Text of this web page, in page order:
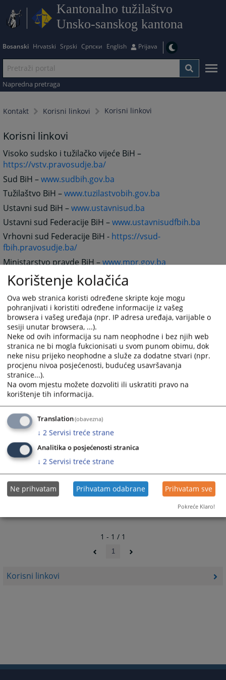
Kantonalno tužilaštvo
Unsko-sanskog kantona
Bosanski Hrvatski Srpski Српски English Prijava
Napredna pretraga
Kontakt Korisni linkovi Korisni linkovi
Korisni linkovi
Korisni linkovi
Visoko sudsko i tužilačko vijeće BiH –
https://vstv.pravosudje.ba/
Sud BiH –www.sudbih.gov.ba
Tužilaštvo BiH –www.tuzilastvobih.gov.ba
Ustavni sud BiH –www.ustavnisud.ba
Ustavni sud Federacije BiH –www.ustavnisudfbih.ba
Vrhovni sud Federacije BiH - https://vsud-
fbih.pravosudje.ba/
Ministarstvo pravde BiH –www.mpr.gov.ba
Federalno ministarstvo pravde –
Vlada Federacije BiH –
Općinski sud u Sarajevu –www.oss.ba
Advokatska komora Federacije BiH –
www.advokomfbih.ba
Linkove na sajtovesudovamožete pronaći na
https://www.pravosudje.ba/vstv/faces/kategorije.jsp?
ins=10001&modul=7735&kat=7791&kolona=7792
Linkove na sajtovetužilaštavamožete pronaći na
https://www.pravosudje.ba/vstv/faces/kategorije.jsp?
ins=10001&modul=7735&kat=7833&kolona=7834
2417
1 - 1 / 1
1
Korištenje kolačića
Ova web stranica koristi određene skripte koje mogu
pohranjivati i koristiti određene informacije iz vašeg
browsera i vašeg uređaja (npr. IP adresa uređaja, varijable o
sesiji unutar browsera, ...).
Neke od ovih informacija su nam neophodne i bez njih web
stranica ne bi mogla fukcionisati u svom punom obimu, dok
neke nisu prijeko neophodne a služe za dodatne stvari (npr.
procjenu nivoa posjećenosti, budućeg usavršavanja
stranice...).
Na ovom mjestu možete dozvoliti ili uskratiti pravo na
korištenje tih informacija.
Translation(obavezna)
↓ 2 Servisi treće strane
Analitika o posjećenosti stranica
↓ 2 Servisi treće strane
Ne prihvatam Prihvatam odabrane Prihvatam sve
Pokreće Klaro!